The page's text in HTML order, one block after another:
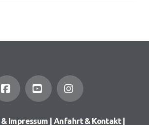
Impressum Anfahrt & Kontakt